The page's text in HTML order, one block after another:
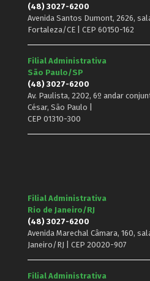
(48) 3027-6200
Avenida Santos Dumont, 2626,
Fortaleza/CE | CEP 60150-162
Filial Administrativa
São Paulo/SP
(48) 3027-6200
Av. Paulista, 2202, 6º andar
César, São Paulo |
CEP 01310-300
Filial Administrativa
Rio de Janeiro/RJ
(48) 3027-6200
Avenida Marechal Câmara, 160,
Janeiro/RJ | CEP 20020-907
Filial Administrativa